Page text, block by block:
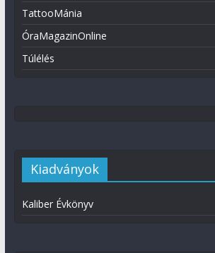
TattooMánia
ÓraMagazinOnline
Túlélés
Kiadványok
Kaliber Évkönyv